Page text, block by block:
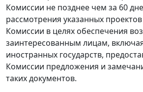
Комиссии не позднее чем за 60
рассмотрения указанных
Комиссии в целях обеспечения
заинтересованным лицам,
иностранных государств,
Комиссии предложения и
таких документов.